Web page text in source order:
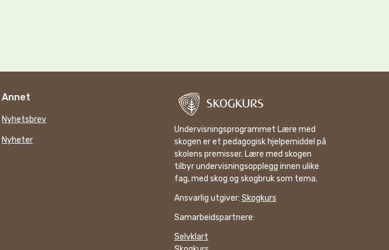
Annet
Nyhetsbrev
Nyheter
Undervisningsprogrammet Lære med
skogen er et pedagogisk hjelpemiddel på
skolens premisser. Lære med skogen
tilbyr undervisningsopplegg innen ulike
fag, med skog og skogbruk som tema.
Ansvarlig utgiver: Skogkurs
Samarbeidspartnere:
Selvklart